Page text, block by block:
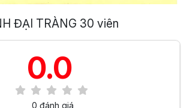
ĐẠI TRÀNG 30 viên
0.0
0 đánh giá